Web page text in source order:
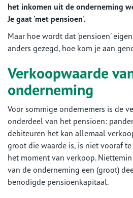
het inkomen uit de onderneming
Je gaat 'met pensioen'.
Maar hoe wordt dat 'pensioen'
anders gezegd, hoe kom je aan
Verkoopwaarde
onderneming
Voor sommige ondernemers is de
onderdeel van het pensioen:
debiteuren het kan allemaal
groot die waarde is, is niet vooraf
het moment van verkoop.
van de onderneming een (groot)
benodigde pensioenkapitaal.